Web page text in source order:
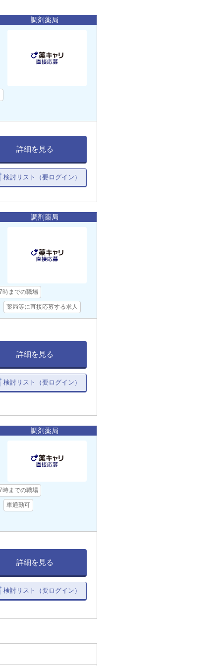
調剤薬局
詳細を見る
検討リスト（要ログイン）
調剤薬局
時までの職場
薬局等に直接応募する求人
詳細を見る
検討リスト（要ログイン）
調剤薬局
時までの職場
車通勤可
詳細を見る
検討リスト（要ログイン）